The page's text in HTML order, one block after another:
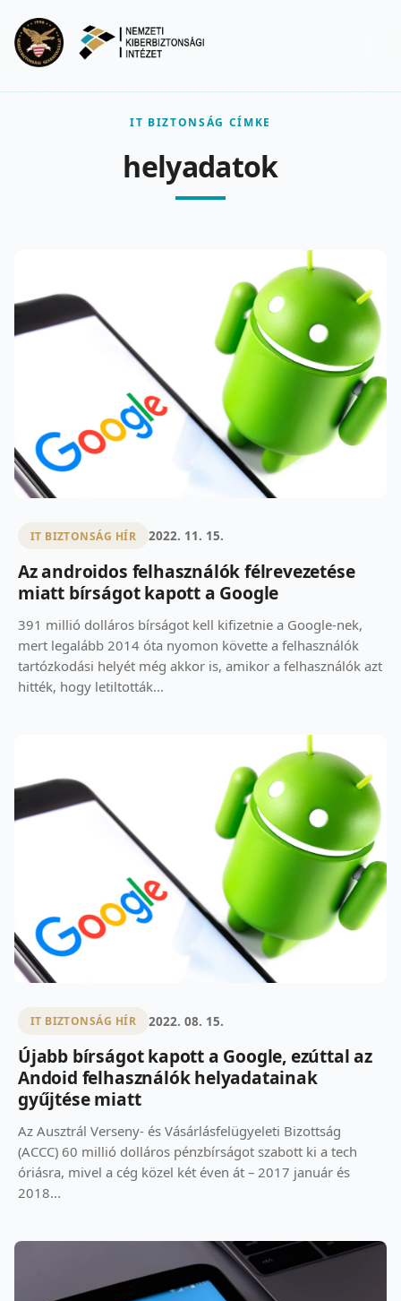
IT BIZTONSÁG CÍMKE
helyadatok
IT BIZTONSÁG HÍR 2022. 11. 15.
Az androidos felhasználók félrevezetése
miatt bírságot kapott a Google
391 millió dolláros bírságot kell kifizetnie a Google-nek,
mert legalább 2014 óta nyomon követte a felhasználók
tartózkodási helyét még akkor is, amikor a felhasználók azt
hitték, hogy letiltották...
IT BIZTONSÁG HÍR 2022. 08. 15.
Újabb bírságot kapott a Google, ezúttal az
Andoid felhasználók helyadatainak
gyűjtése miatt
Az Ausztrál Verseny- és Vásárlásfelügyeleti Bizottság
(ACCC) 60 millió dolláros pénzbírságot szabott ki a tech
óriásra, mivel a cég közel két éven át – 2017 január és
2018...